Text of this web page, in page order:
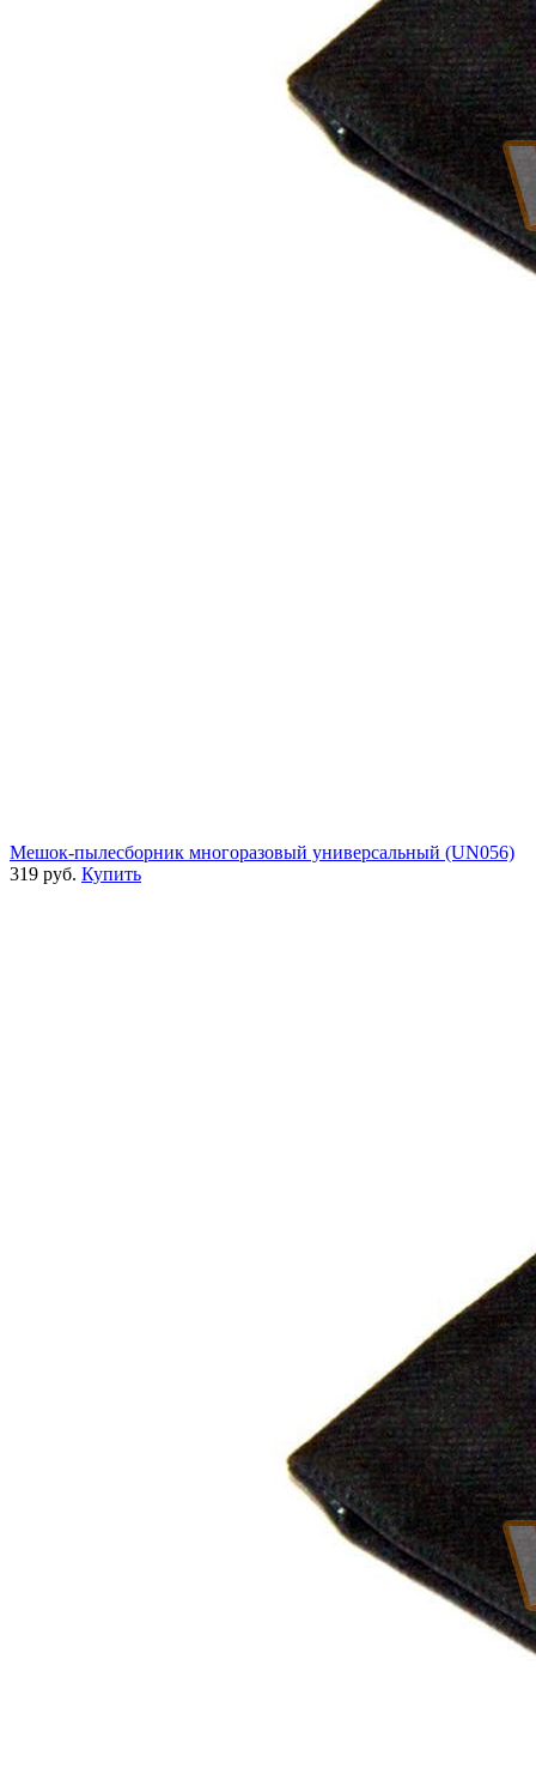
Мешок-пылесборник многоразовый универсальный (UN056)
319 руб. Купить